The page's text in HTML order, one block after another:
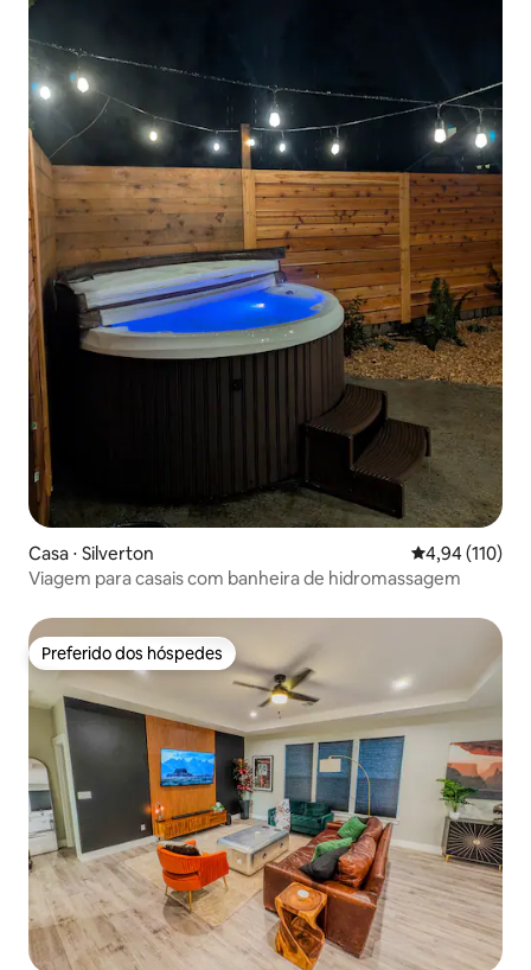
Casa ⋅ Silverton 4,94 de uma
4,94 (110)
Viagem para casais com banheira de hidromassagem
Preferido dos hóspedes
Preferido dos hóspedes